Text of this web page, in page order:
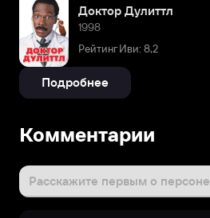
Доктор Дулиттл
1998
Рейтинг Иви: 8,2
Подробнее
Комментарии
Расскажите первым о персоне